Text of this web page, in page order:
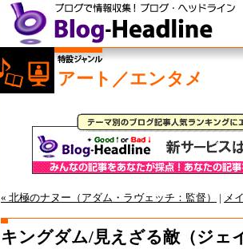
アート／エンタメ
« 北極のナヌー（アダム・ラヴェッチ：監督） メ
キングダム/見えざる敵（ジェ